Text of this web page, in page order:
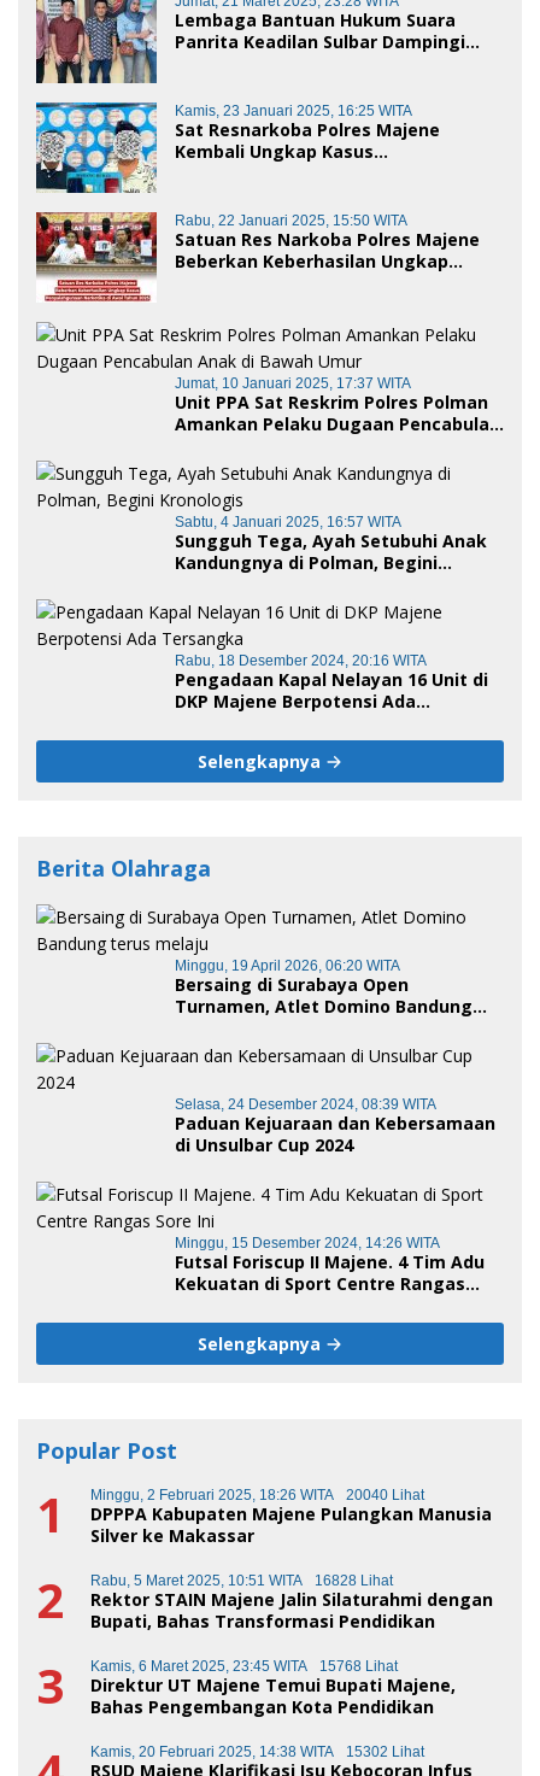
Lembaga Bantuan Hukum Suara
Panrita Keadilan Sulbar Dampingi
Polman
Kamis, 23 Januari 2025, 16:25 WITA
Sat Resnarkoba Polres Majene
Kembali Ungkap Kasus
Rabu, 22 Januari 2025, 15:50 WITA
Satuan Res Narkoba Polres Majene
Beberkan Keberhasilan Ungkap
Jumat, 10 Januari 2025, 17:37 WITA
Unit PPA Sat Reskrim Polres Polman
Amankan Pelaku Dugaan Pencabulan
Sabtu, 4 Januari 2025, 16:57 WITA
Sungguh Tega, Ayah Setubuhi Anak
Kandungnya di Polman, Begini
Rabu, 18 Desember 2024, 20:16 WITA
Pengadaan Kapal Nelayan 16 Unit di
DKP Majene Berpotensi Ada
Selengkapnya
Berita Olahraga
Minggu, 19 April 2026, 06:20 WITA
Bersaing di Surabaya Open
Turnamen, Atlet Domino Bandung
Selasa, 24 Desember 2024, 08:39 WITA
Paduan Kejuaraan dan Kebersamaan
di Unsulbar Cup 2024
Minggu, 15 Desember 2024, 14:26 WITA
Futsal Foriscup II Majene. 4 Tim Adu
Kekuatan di Sport Centre Rangas
Selengkapnya
Popular Post
1 Minggu, 2 Februari 2025, 18:26 WITA 20040 Lihat
DPPPA Kabupaten Majene Pulangkan Manusia
Silver ke Makassar
2 Rabu, 5 Maret 2025, 10:51 WITA 16828 Lihat
Rektor STAIN Majene Jalin Silaturahmi dengan
Bupati, Bahas Transformasi Pendidikan
3 Kamis, 6 Maret 2025, 23:45 WITA 15768 Lihat
Direktur UT Majene Temui Bupati Majene,
Bahas Pengembangan Kota Pendidikan
Kamis, 20 Februari 2025, 14:38 WITA 15302 Lihat
RSUD Majene Klarifikasi Isu Kebocoran Infus